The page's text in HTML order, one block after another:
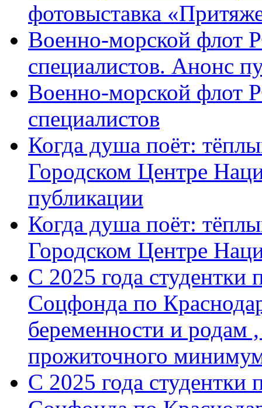
фотовыставка
Военно-морской флот
специалистов. Анонс
Военно-морской флот
специалистов
Когда душа поёт:
Городском Центре
публикации
Когда душа поёт:
Городском Центре
С 2025 года студентки
Соцфонда по
беременности и родам
прожиточного
С 2025 года студентки